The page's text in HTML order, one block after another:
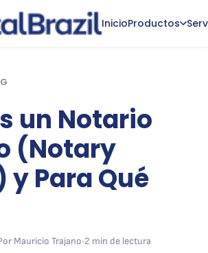
InicioProductos
un Notario
(Notary
y Para Qué
Mauricio Trajano•2 min de lectura